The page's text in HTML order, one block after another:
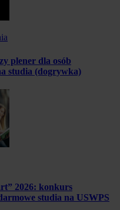
plener dla osób
studia (dogrywka)
2026: konkurs
studia na USWPS